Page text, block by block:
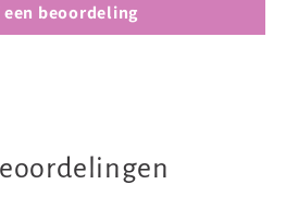
beoordeling